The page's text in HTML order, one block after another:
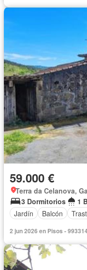
59.000 €
Terra da Celanova,
3 Dormitorios
1
Jardín
Balcón
2 jun 2026 en Pisos -